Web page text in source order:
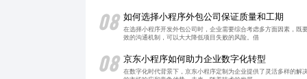
08 如何选择小程序外包公司保证质量和工期
在选择小程序开发外包公司时，企业需要综合考虑多方面因素，
效的沟通机制，可以大大降低项目失败的风险。借
08 京东小程序如何助力企业数字化转型
在数字化时代背景下，京东小程序定制为企业提供了灵活多样的